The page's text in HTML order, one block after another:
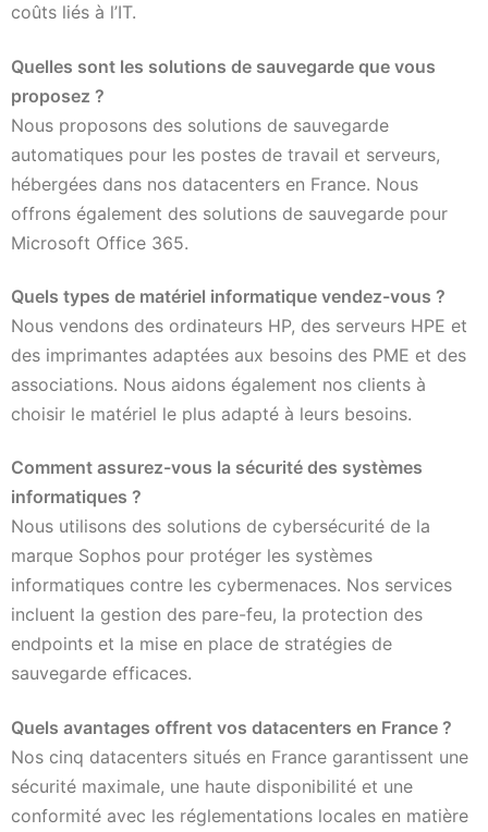
coûts liés à l’IT.
Quelles sont les solutions de sauvegarde que vous
proposez ?
Nous proposons des solutions de sauvegarde
automatiques pour les postes de travail et serveurs,
hébergées dans nos datacenters en France. Nous
offrons également des solutions de sauvegarde pour
Microsoft Office 365.
Quels types de matériel informatique vendez-vous ?
Nous vendons des ordinateurs HP, des serveurs HPE et
des imprimantes adaptées aux besoins des PME et des
associations. Nous aidons également nos clients à
choisir le matériel le plus adapté à leurs besoins.
Comment assurez-vous la sécurité des systèmes
informatiques ?
Nous utilisons des solutions de cybersécurité de la
marque Sophos pour protéger les systèmes
informatiques contre les cybermenaces. Nos services
incluent la gestion des pare-feu, la protection des
endpoints et la mise en place de stratégies de
sauvegarde efficaces.
Quels avantages offrent vos datacenters en France ?
Nos cinq datacenters situés en France garantissent une
sécurité maximale, une haute disponibilité et une
conformité avec les réglementations locales en matière